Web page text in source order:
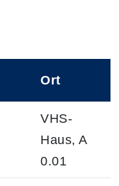
Ort
VHS-
Haus, A
0.01